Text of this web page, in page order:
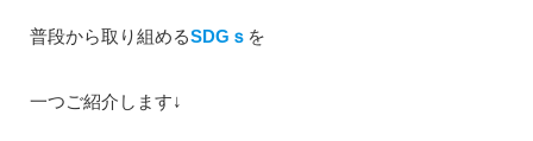
普段から取り組めるSDGｓ を
一つご紹介します↓